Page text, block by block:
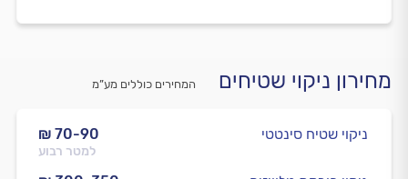
מחירון ניקוי שטיחים המחירים כוללים מע”מ
₪ 70-90
למטר רבוע
ניקוי שטיח סינטטי